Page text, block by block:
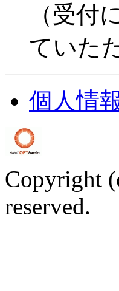
（受付
ていた
個人情
Copyright
reserved.